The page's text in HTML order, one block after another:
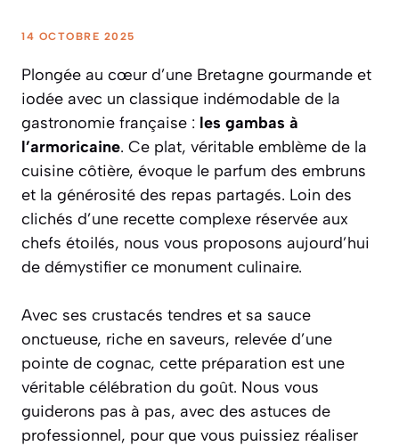
14 OCTOBRE 2025
Plongée au cœur d’une Bretagne gourmande et
iodée avec un classique indémodable de la
gastronomie française : les gambas à
l’armoricaine. Ce plat, véritable emblème de la
cuisine côtière, évoque le parfum des embruns
et la générosité des repas partagés. Loin des
clichés d’une recette complexe réservée aux
chefs étoilés, nous vous proposons aujourd’hui
de démystifier ce monument culinaire.
Avec ses crustacés tendres et sa sauce
onctueuse, riche en saveurs, relevée d’une
pointe de cognac, cette préparation est une
véritable célébration du goût. Nous vous
guiderons pas à pas, avec des astuces de
professionnel, pour que vous puissiez réaliser